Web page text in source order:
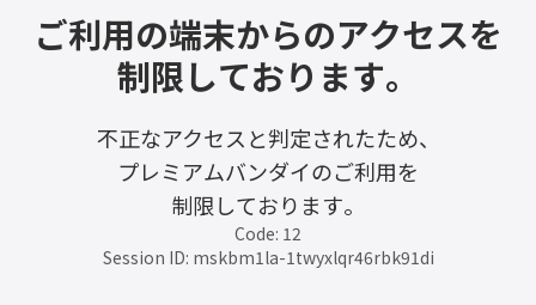
ご利用の端末からのアクセスを
制限しております。
不正なアクセスと判定されたため、
プレミアムバンダイのご利用を
制限しております。
Code: 12
Session ID: mskbm1la-1twyxlqr46rbk91di